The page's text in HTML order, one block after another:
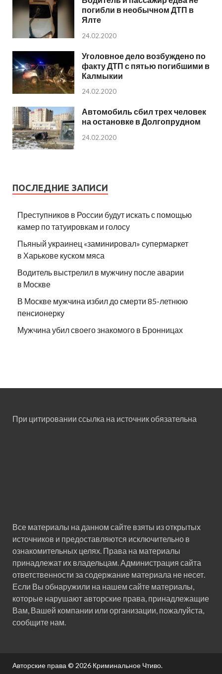
погибли в необычном ДТП в
Ялте
24.02.2020
Уголовное дело возбуждено по
факту ДТП с пятью погибшими в
Калмыкии
24.02.2020
Автомобиль сбил трех человек
на остановке в Долгопрудном
24.02.2020
ПОСЛЕДНИЕ ЗАПИСИ
Преступников в России будут искать с помощью
камер по татуировкам и голосу
Пьяный украинец «заминировал» супермаркет
в Харькове куском мяса
Водитель выстрелил в мужчину после аварии
в Москве
В Москве мужчина избил до смерти 85-летнюю
пенсионерку
Мужчина убил своего знакомого в Бронницах
При цитировании ссылка на источник обязательна
Все материалы на данном сайте взяты из открытых
источников и предоставляются исключительно в
ознакомительных целях. Права на материалы
принадлежат их владельцам. Администрация сайта
ответственности за содержание материала не несет.
Если Вы обнаружили на нашем сайте материалы,
которые нарушают авторские права, принадлежащие
Вам, Вашей компании или организации, пожалуйста,
сообщите нам.
Авторские права © 2026 Криминальное Чтиво.